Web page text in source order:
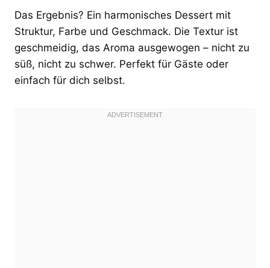
Das Ergebnis? Ein harmonisches Dessert mit
Struktur, Farbe und Geschmack. Die Textur ist
geschmeidig, das Aroma ausgewogen – nicht zu
süß, nicht zu schwer. Perfekt für Gäste oder
einfach für dich selbst.